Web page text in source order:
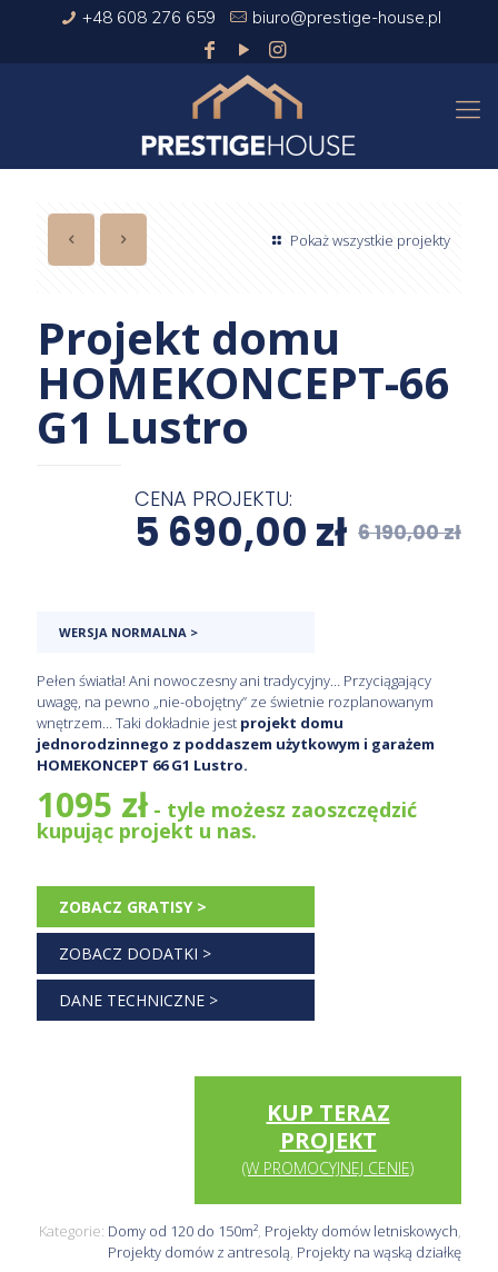
+48 608 276 659 biuro@prestige-house.pl
Pokaż wszystkie projekty
Projekt domu
HOMEKONCEPT-66
G1 Lustro
CENA PROJEKTU:
6 190,00zł
5 690,00 zł
WERSJA NORMALNA >
Pełen światła! Ani nowoczesny ani tradycyjny… Przyciągający
uwagę, na pewno „nie-obojętny” ze świetnie rozplanowanym
wnętrzem… Taki dokładnie jest projekt domu
jednorodzinnego z poddaszem użytkowym i garażem
HOMEKONCEPT 66 G1 Lustro.
1095 zł- tyle możesz zaoszczędzić
kupując projekt u nas.
ZOBACZ GRATISY >
ZOBACZ DODATKI >
DANE TECHNICZNE >
KUP TERAZ
PROJEKT
(W PROMOCYJNEJ CENIE)
Kategorie: Domy od 120 do 150m², Projekty domów letniskowych,
Projekty domów z antresolą, Projekty na wąską działkę